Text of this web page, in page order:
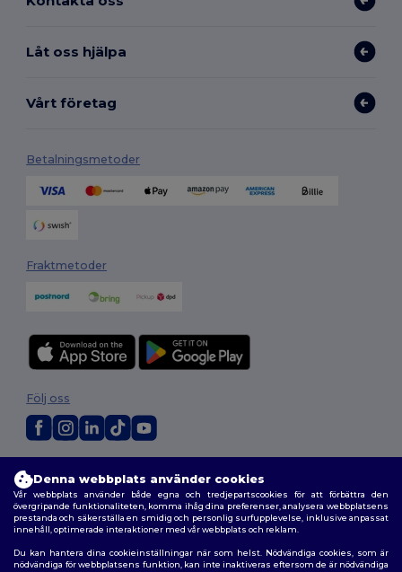
Låt oss hjälpa
Vårt företag
Betalningsmetoder
Fraktmetoder
Allmänna Villkor|Anpassad policy|Integritetspolicy
|Karta över webbplatsen
Följ oss
Denna webbplats använder cookies
Vår webbplats använder både egna och tredjepartscookies för att förbättra den
övergripande funktionaliteten, komma ihåg dina preferenser, analysera webbplatsens
prestanda och säkerställa en smidig och personlig surfupplevelse, inklusive anpassat
innehåll, optimerade interaktioner med vår webbplats och reklam.
Du kan hantera dina cookieinställningar när som helst. Nödvändiga cookies, som är
nödvändiga för webbplatsens funktion, kan inte inaktiveras eftersom de är nödvändiga